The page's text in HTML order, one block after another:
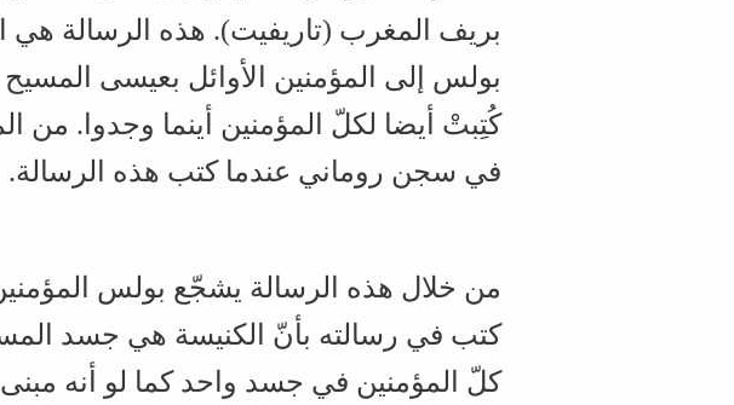
بريف المغرب (تاريفيت). هذه الرسالة هي
بولس إلى المؤمنين الأوائل بعيسى
كُتِبتْ أيضا لكلّ المؤمنين أينما وجدوا.
في سجن روماني عندما كتب هذه الرسالة.
من خلال هذه الرسالة يشجّع بولس
كتب في رسالته بأنّ الكنيسة هي جسد
كلّ المؤمنين في جسد واحد كما لو أنه